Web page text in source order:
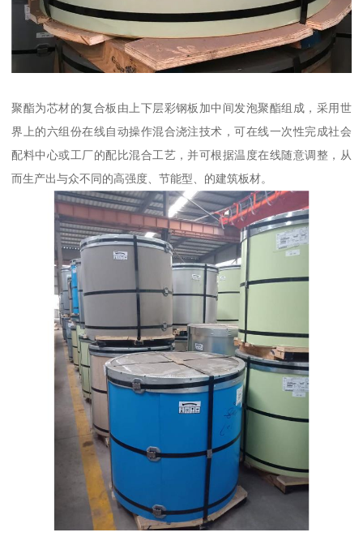
聚酯为芯材的复合板由上下层彩钢板加中间发泡聚酯组成，采用世
界上的六组份在线自动操作混合浇注技术，可在线一次性完成社会
配料中心或工厂的配比混合工艺，并可根据温度在线随意调整，从
而生产出与众不同的高强度、节能型、的建筑板材。